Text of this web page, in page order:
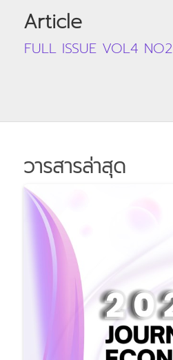
Article
FULL ISSUE VOL4 NO2
วารสารล่าสุด